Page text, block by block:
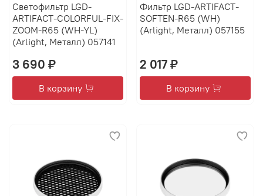
Светофильтр LGD-
ARTIFACT-COLORFUL-FIX-
ZOOM-R65 (WH-YL)
(Arlight, Металл) 057141
3 690 ₽
В корзину
Фильтр LGD-ARTIFACT-
SOFTEN-R65 (WH)
(Arlight, Металл) 057155
2 017 ₽
В корзину